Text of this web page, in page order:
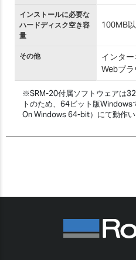
インストールに必要な
ハードディスク空き容
量
100MB
その他
インタ
Webブ
※SRM-20付属ソフトウェアは
トのため、64ビット版
On Windows 64-bit）にて動作い